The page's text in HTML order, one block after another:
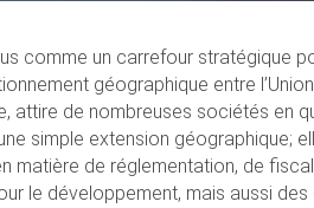
comme un carrefour stratégique
géographique entre
attire de nombreuses sociétés en
simple extension géographique;
de réglementation, de
le développement, mais aussi